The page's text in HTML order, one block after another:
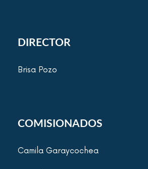
DIRECTOR
Brisa Pozo
COMISIONADOS
Camila Garaycochea